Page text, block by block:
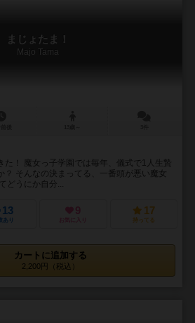
まじょたま！
Majo Tama
た！ 魔女っ子学園では毎年、儀式で1人生贄
？ そんなの決まってる、一番頭が悪い魔女
どうにか自分...
13
あり
9
お気に入り
17
持ってる
カートに追加する
2,200円（税込）